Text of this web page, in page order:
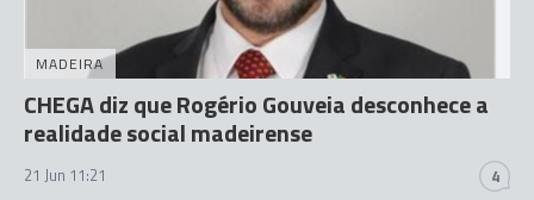
MADEIRA
CHEGA diz que Rogério Gouveia desconhece a
realidade social madeirense
21 Jun 11:21 4